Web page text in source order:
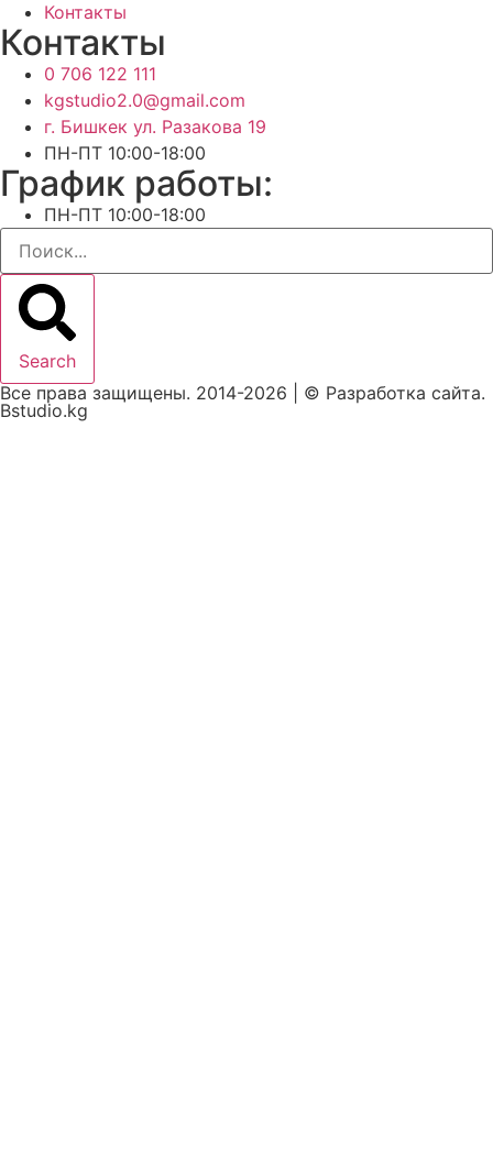
Контакты
Контакты
0 706 122 111
kgstudio2.0@gmail.com
г. Бишкек ул. Разакова 19
ПН-ПТ 10:00-18:00
График работы:
ПН-ПТ 10:00-18:00
Search
Все права защищены. 2014-2026 | © Разработка сайта.
Bstudio.kg